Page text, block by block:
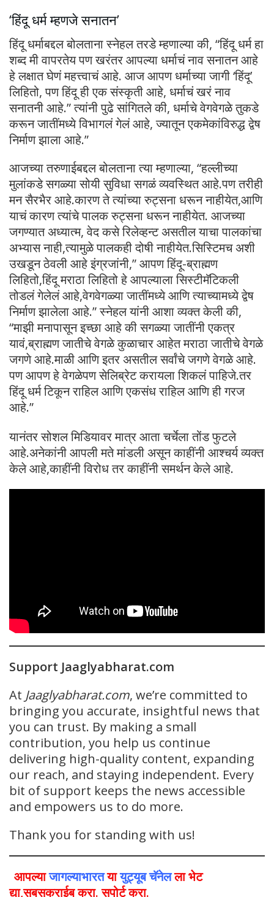
‘हिंदू धर्म म्हणजे सनातन’
हिंदू धर्माबद्दल बोलताना स्नेहल तरडे म्हणाल्या की, “हिंदू धर्म हा
शब्द मी वापरतेय पण खरंतर आपल्या धर्माचं नाव सनातन आहे
हे लक्षात घेणं महत्त्वाचं आहे. आज आपण धर्माच्या जागी ‘हिंदू’
लिहितो, पण हिंदू ही एक संस्कृती आहे, धर्माचं खरं नाव
सनातनी आहे.” त्यांनी पुढे सांगितले की, धर्माचे वेगवेगळे तुकडे
करून जातींमध्ये विभागलं गेलं आहे, ज्यातून एकमेकांविरुद्ध द्वेष
निर्माण झाला आहे.”
आजच्या तरुणाईबद्दल बोलताना त्या म्हणाल्या, “हल्लीच्या
मुलांकडे सगळ्या सोयी सुविधा सगळं व्यवस्थित आहे.पण तरीही
मन सैरभैर आहे.कारण ते त्यांच्या रुट्सना धरून नाहीयेत,आणि
याचं कारण त्यांचे पालक रुट्सना धरून नाहीयेत. आजच्या
जगण्यात अध्यात्म, वेद कसे रिलेव्हन्ट असतील याचा पालकांचा
अभ्यास नाही,त्यामुळे पालकही दोषी नाहीयेत.सिस्टिमच अशी
उखडून ठेवली आहे इंग्रजांनी,” आपण हिंदू-ब्राह्मण
लिहितो,हिंदू मराठा लिहितो हे आपल्याला सिस्टीमॅटिकली
तोडलं गेलेलं आहे,वेगवेगळ्या जातींमध्ये आणि त्याच्यामध्ये द्वेष
निर्माण झालेला आहे.” स्नेहल यांनी आशा व्यक्त केली की,
“माझी मनापासून इच्छा आहे की सगळ्या जातींनी एकत्र
यावं,ब्राह्मण जातीचे वेगळे कुळाचार आहेत मराठा जातीचे वेगळे
जगणे आहे.माळी आणि इतर असतील सर्वांचे जगणे वेगळे आहे.
पण आपण हे वेगळेपण सेलिब्रेट करायला शिकलं पाहिजे.तर
हिंदू धर्म टिकून राहिल आणि एकसंध राहिल आणि ही गरज
आहे.”
यानंतर सोशल मिडियावर मात्र आता चर्चेला तोंड फुटले
आहे.अनेकांनी आपली मते मांडली असून काहींनी आश्चर्य व्यक्त
केले आहे,काहींनी विरोध तर काहींनी समर्थन केले आहे.
Support Jaaglyabharat.com
At Jaaglyabharat.com, we’re committed to
bringing you accurate, insightful news that
you can trust. By making a small
contribution, you help us continue
delivering high-quality content, expanding
our reach, and staying independent. Every
bit of support keeps the news accessible
and empowers us to do more.
Thank you for standing with us!
आपल्याजागल्याभारतयायुट्यूब चॅनेलला भेट
द्या,सबसक्राईब करा. सपोर्ट करा.